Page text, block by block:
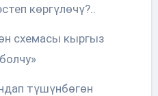
көргүлөчү?..
схемасы кыргыз
түшүнбөгөн